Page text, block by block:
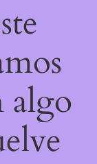
algo